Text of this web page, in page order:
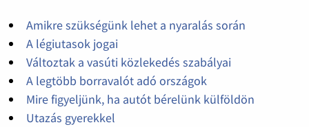
Amikre szükségünk lehet a nyaralás során
A légiutasok jogai
Változtak a vasúti közlekedés szabályai
A legtöbb borravalót adó országok
Mire figyeljünk, ha autót bérelünk külföldön
Utazás gyerekkel